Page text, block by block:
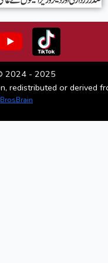
2024 - 2025
redistributed or derived
BrosBrain